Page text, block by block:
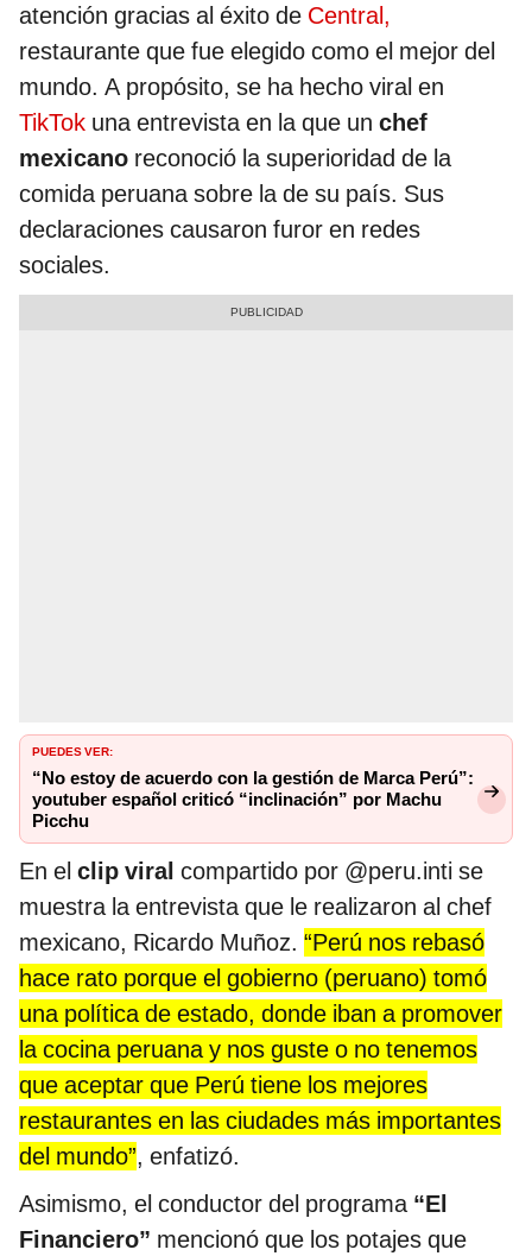
atención gracias al éxito de Central,
restaurante que fue elegido como el mejor del
mundo. A propósito, se ha hecho viral en
TikTok una entrevista en la que un chef
mexicano reconoció la superioridad de la
comida peruana sobre la de su país. Sus
declaraciones causaron furor en redes
sociales.
PUEDES VER:
“No estoy de acuerdo con la gestión de Marca Perú”:
youtuber español criticó “inclinación” por Machu
Picchu
En el clip viral compartido por @peru.inti se
muestra la entrevista que le realizaron al chef
mexicano, Ricardo Muñoz. “Perú nos rebasó
hace rato porque el gobierno (peruano) tomó
una política de estado, donde iban a promover
la cocina peruana y nos guste o no tenemos
que aceptar que Perú tiene los mejores
restaurantes en las ciudades más importantes
del mundo”, enfatizó.
Asimismo, el conductor del programa “El
Financiero” mencionó que los potajes que